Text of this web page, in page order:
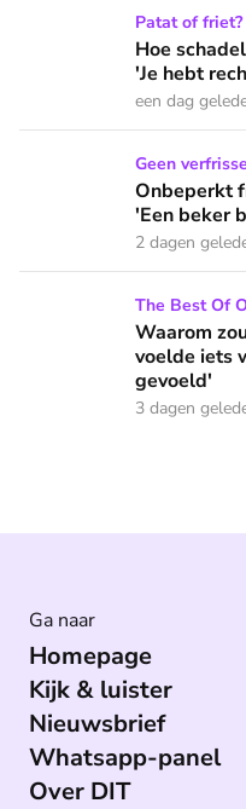
Hoe schadelijk isPatat of friet?
Hoe
'Je hebt
een dag
Onbeperkt frisdrank
Geen
Onbeperkt
'Een beker
2 dagen
Waarom zou je (niet) in
The Best Of
Waarom
voelde iets
gevoeld'
3 dagen
Ga naar
Homepage
Kijk & luister
Nieuwsbrief
Whatsapp-panel
Over DIT